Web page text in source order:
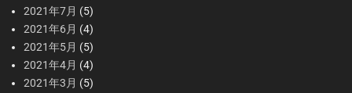
2021年7月 (5)
2021年6月 (4)
2021年5月 (5)
2021年4月 (4)
2021年3月 (5)